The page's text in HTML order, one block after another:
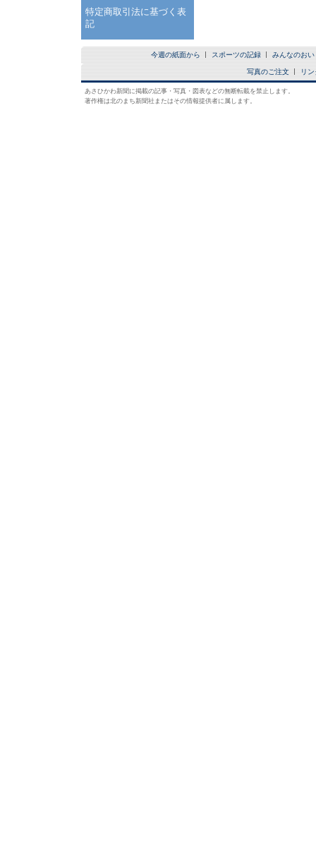
特定商取引法に基づく表
記
今週の紙面から スポーツの記録 みんなのおい
写真のご注文 リン
あさひかわ新聞に掲載の記事・写真・図表などの無断転載を禁止します。
著作権は北のまち新聞社またはその情報提供者に属します。